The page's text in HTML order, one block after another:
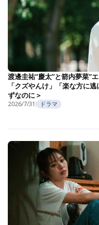
渡邊圭祐“慶太”と箭内夢菜“
「クズやんけ」「楽な方に
ずなのに＞
2026/7/31 ドラマ